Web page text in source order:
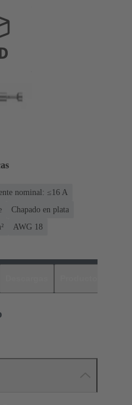
nominal: ≤16 A
Chapado en plata
AWG 18